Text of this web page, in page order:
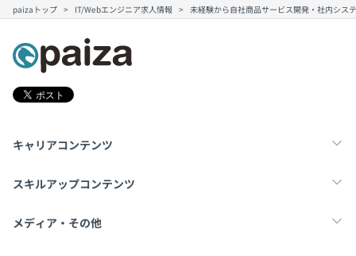
paizaトップ IT/Webエンジニア求人情報 未経験から自社商品サービス開発・社内シス
キャリアコンテンツ
転職・キャリア
スキルアップコンテンツ
学習
メディア・その他